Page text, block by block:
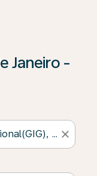
Janeiro -
close
clique em